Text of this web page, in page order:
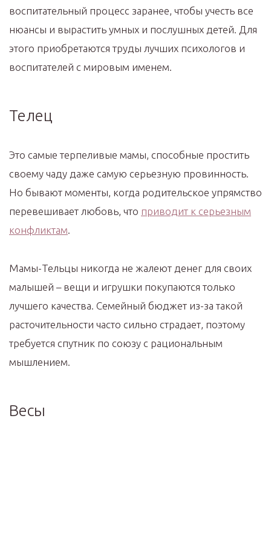
воспитательный процесс заранее, чтобы учесть все
нюансы и вырастить умных и послушных детей. Для
этого приобретаются труды лучших психологов и
воспитателей с мировым именем.
Телец
Это самые терпеливые мамы, способные простить
своему чаду даже самую серьезную провинность.
Но бывают моменты, когда родительское упрямство
перевешивает любовь, что приводит к серьезным
конфликтам.
Мамы-Тельцы никогда не жалеют денег для своих
малышей – вещи и игрушки покупаются только
лучшего качества. Семейный бюджет из-за такой
расточительности часто сильно страдает, поэтому
требуется спутник по союзу с рациональным
мышлением.
Весы